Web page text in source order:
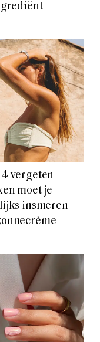
4 vergeten
moet je
insmeren